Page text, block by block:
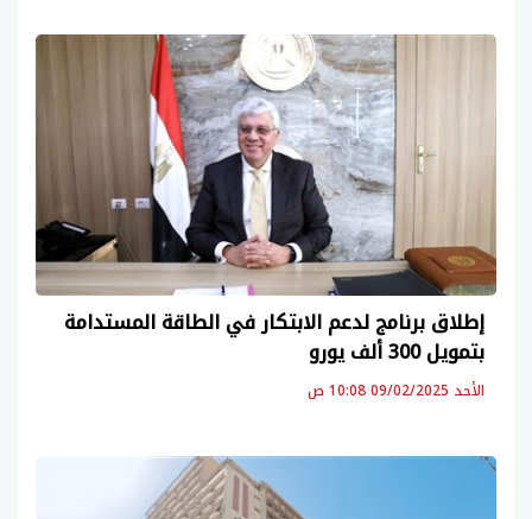
إطلاق برنامج لدعم الابتكار في الطاقة المستدامة
بتمويل 300 ألف يورو
الأحد 09/02/2025 10:08 ص